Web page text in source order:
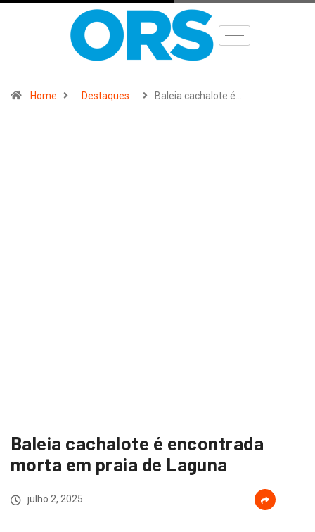
Home Destaques Baleia cachalote é…
Baleia cachalote é encontrada
morta em praia de Laguna
julho 2, 2025